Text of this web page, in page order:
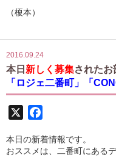
（榎本）
2016.09.24
本日 新しく募集されたお
「ロジェ二番町」「
本日の新着情報です。
おススメは、二番町にある